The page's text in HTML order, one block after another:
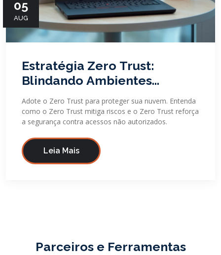
05
AUG
Estratégia Zero Trust:
Blindando Ambientes
Multicloud Contra Ameaças
Avançadas
Adote o Zero Trust para proteger sua nuvem. Entenda
como o Zero Trust mitiga riscos e o Zero Trust reforça
a segurança contra acessos não autorizados.
Leia Mais
Parceiros e Ferramentas